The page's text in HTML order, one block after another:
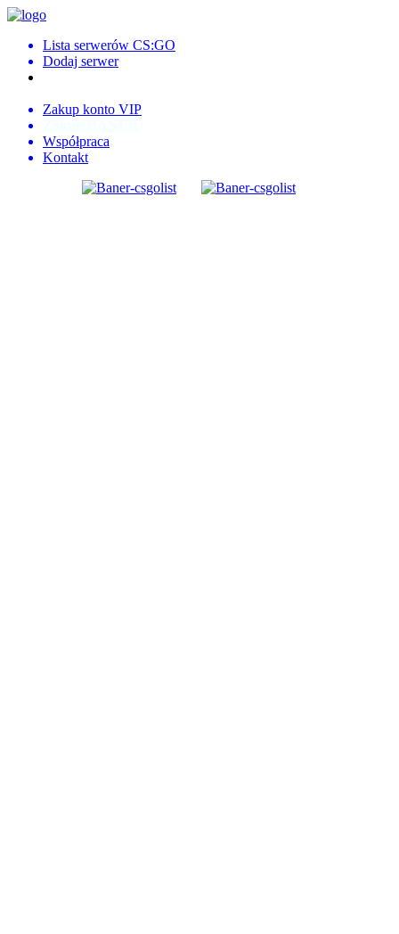
Lista serwerów CS:GO
Dodaj serwer
Zakup konto VIP
Współpraca
Kontakt